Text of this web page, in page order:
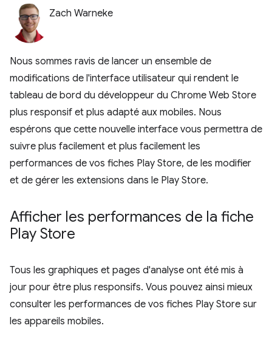
Zach Warneke
Nous sommes ravis de lancer un ensemble de
modifications de l'interface utilisateur qui rendent le
tableau de bord du développeur du Chrome Web Store
plus responsif et plus adapté aux mobiles. Nous
espérons que cette nouvelle interface vous permettra de
suivre plus facilement et plus facilement les
performances de vos fiches Play Store, de les modifier
et de gérer les extensions dans le Play Store.
Afficher les performances de la fiche
Play Store
Tous les graphiques et pages d'analyse ont été mis à
jour pour être plus responsifs. Vous pouvez ainsi mieux
consulter les performances de vos fiches Play Store sur
les appareils mobiles.